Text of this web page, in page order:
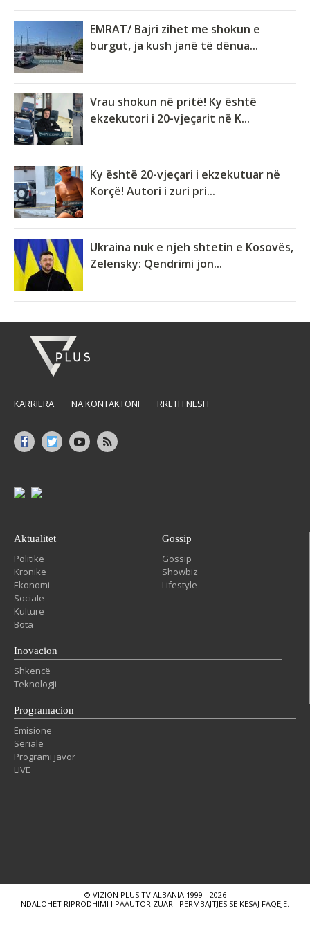
EMRAT/ Bajri zihet me shokun e
burgut, ja kush janë të dënua...
Vrau shokun në pritë! Ky është
ekzekutori i 20-vjeçarit në K...
Ky është 20-vjeçari i ekzekutuar në
Korçë! Autori i zuri pri...
Ukraina nuk e njeh shtetin e Kosovës,
Zelensky: Qendrimi jon...
KARRIERA NA KONTAKTONI RRETH NESH
Aktualitet
Politike
Kronike
Ekonomi
Sociale
Kulture
Bota
Gossip
Gossip
Showbiz
Lifestyle
Inovacion
Shkencë
Teknologji
Programacion
Emisione
Seriale
Programi javor
LIVE
© VIZION PLUS TV ALBANIA 1999 - 2026
NDALOHET RIPRODHIMI I PAAUTORIZUAR I PERMBAJTJES SE KESAJ FAQEJE.